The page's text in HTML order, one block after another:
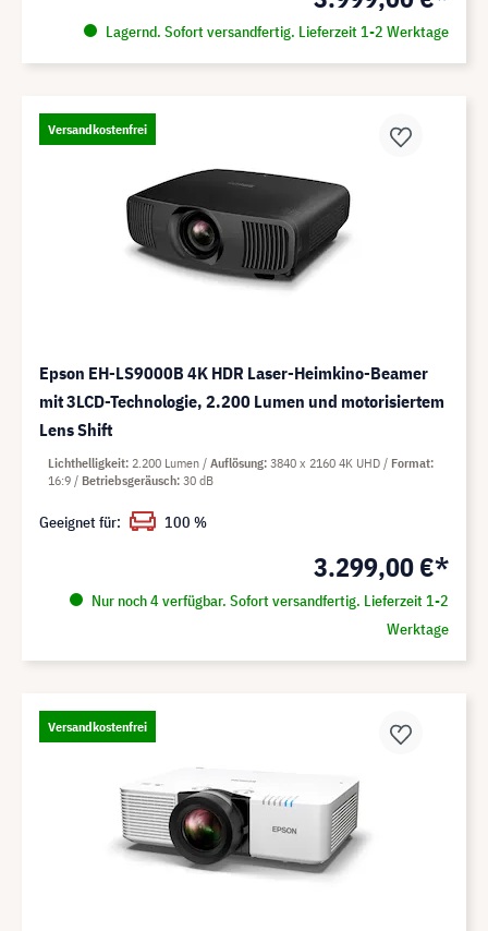
Lagernd. Sofort versandfertig. Lieferzeit 1-2 Werktage
Versandkostenfrei
Epson EH-LS9000B 4K HDR Laser-Heimkino-Beamer
mit 3LCD-Technologie, 2.200 Lumen und motorisiertem
Lens Shift
3.299,00 €*
Nur noch 4 verfügbar. Sofort versandfertig. Lieferzeit 1-2
Werktage
Lichthelligkeit 2.200 Lumen Auflösung 3840 x 2160 4K UHD
Format
16:9
Betriebsgeräusch 30 dB
Geeignet für: 100 %
Versandkostenfrei